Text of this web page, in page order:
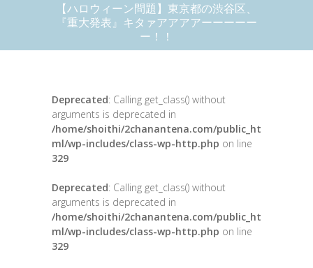
【ハロウィーン問題】東京都の渋谷区、
『重大発表』キタァアアアアーーーーー
ー！！
Deprecated: Calling get_class() without
arguments is deprecated in
/home/shoithi/2chanantena.com/public_ht
ml/wp-includes/class-wp-http.php on line
329
Deprecated: Calling get_class() without
arguments is deprecated in
/home/shoithi/2chanantena.com/public_ht
ml/wp-includes/class-wp-http.php on line
329